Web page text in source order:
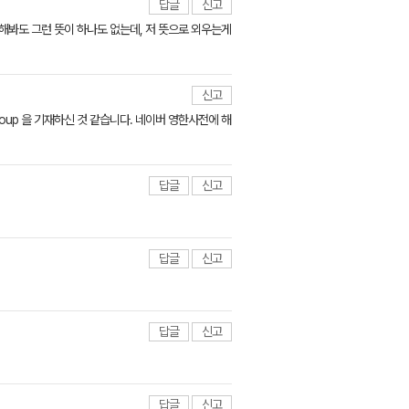
답글
신고
도 그런 뜻이 하나도 없는데, 저 뜻으로 외우는게
신고
기재하신 것 같습니다. 네이버 영한사전에 해
답글 신고
답글 신고
답글 신고
답글 신고